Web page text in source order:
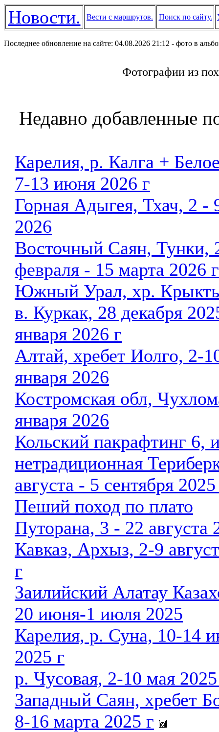
Новости. Вести с маршрутов. Поиск по сайту.
Последнее обновление на сайте: 04.08.2026 21:12 - фото в
Фотографии из
Недавно добавленные
Карелия, р. Калга +
7-13 июня 2026 г
Горная Адыгея, Тхач, 2 -
2026
Восточный Саян, Тунки,
февраля - 15 марта 2026 г
Южный Урал, хр.
в. Куркак, 28 декабря
января 2026 г
Алтай, хребет Иолго, 2-
января 2026
Костромская обл,
января 2026
Кольский пакрафтинг 6,
нетрадиционная
августа - 5 сентября 2025
Пеший поход по плато
Путорана, 3 - 22 августа
Кавказ, Архыз, 2-9
г
Заилийский Алатау
20 июня-1 июля 2025
Карелия, р. Суна, 10-14
2025 г
р. Чусовая, 2-10 мая
Западный Саян, хребет
8-16 марта 2025 г